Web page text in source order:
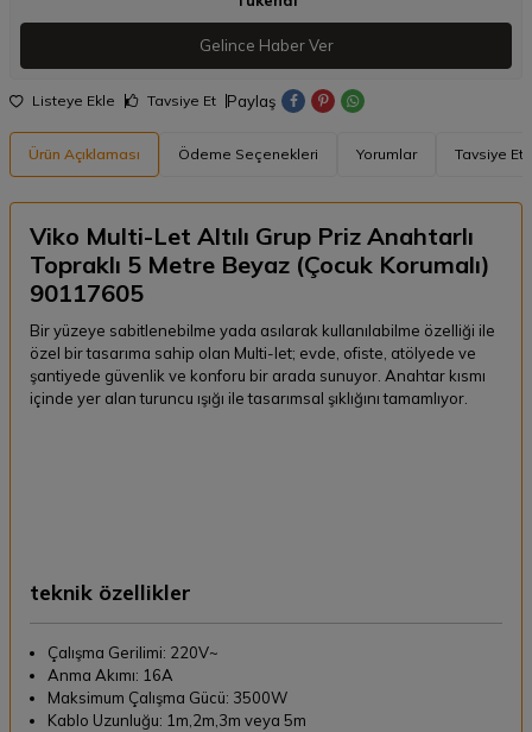
Gelince Haber Ver
Listeye Ekle Tavsiye Et Paylaş
Ürün Açıklaması Ödeme Seçenekleri Yorumlar Tavsiye Et
Viko Multi-Let Altılı Grup Priz Anahtarlı
Topraklı 5 Metre Beyaz (Çocuk Korumalı)
90117605
Bir yüzeye sabitlenebilme yada asılarak kullanılabilme özelliği ile
özel bir tasarıma sahip olan Multi-let; evde, ofiste, atölyede ve
şantiyede güvenlik ve konforu bir arada sunuyor. Anahtar kısmı
içinde yer alan turuncu ışığı ile tasarımsal şıklığını tamamlıyor.
teknik özellikler
Çalışma Gerilimi: 220V~
Anma Akımı: 16A
Maksimum Çalışma Gücü: 3500W
Kablo Uzunluğu: 1m,2m,3m veya 5m